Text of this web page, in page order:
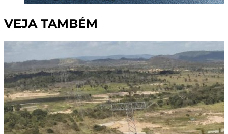
VEJA TAMBÉM